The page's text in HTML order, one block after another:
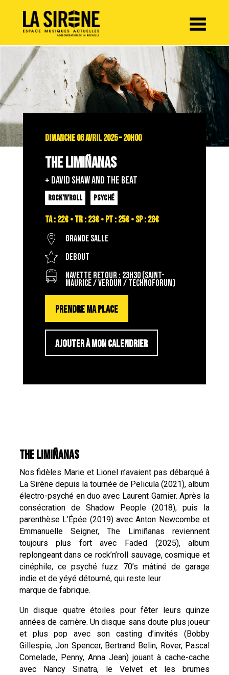
DIMANCHE 06 AVRIL 2025 – 20H00
THE LIMIÑANAS
+ DAVID SHAW AND THE BEAT
ROCK’N’ROLL PSYCHÉ
TA : 22€ • TR : 23€ • PT : 25€ • SP : 28€
Grande salle
Debout
Navette Retour : 23h30 (Saint-
Maurice / Verdun / Technoforum)
PRENDRE MA PLACE
AJOUTER À MON CALENDRIER
THE LIMIÑANAS
Nos fidèles Marie et Lionel n’avaient pas débarqué à
La Sirène depuis la tournée de Pelicula (2021), album
électro-psyché en duo avec Laurent Garnier. Après la
consécration de Shadow People (2018), puis la
parenthèse L’Épée (2019) avec Anton Newcombe et
Emmanuelle Seigner, The Limiñanas reviennent
toujours plus fort avec Faded (2025), album
replongeant dans ce rock’n’roll sauvage, cosmique et
cinéphile, ce psyché fuzz 70’s mâtiné de garage
indie et de yéyé détourné, qui reste leur
marque de fabrique.
Un disque quatre étoiles pour fêter leurs quinze
années de carrière. Un disque sans doute plus joueur
et plus pop avec son casting d’invités (Bobby
Gillespie, Jon Spencer, Bertrand Belin, Rover, Pascal
Comelade, Penny, Anna Jean) jouant à cache-cache
avec Nancy Sinatra, le Velvet et les brumes